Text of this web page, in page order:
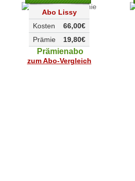
Abo Lissy
66,00€
Kosten
19,80€
Prämie
Prämienabo
zum Abo-Vergleich